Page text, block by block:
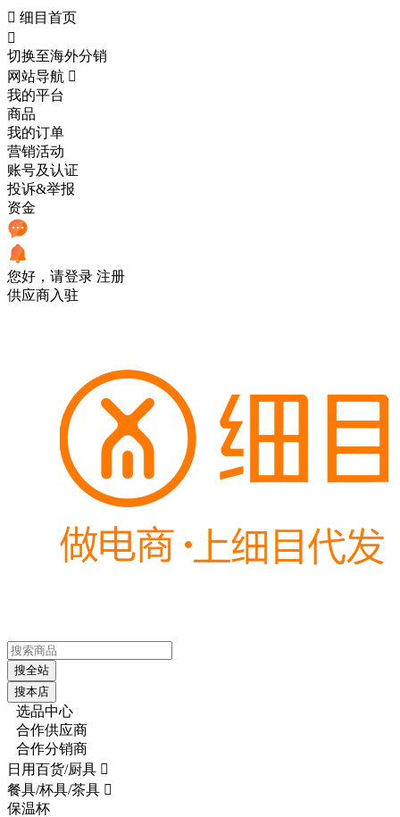
 细目首页

切换至海外分销
网站导航 
我的平台
商品
我的订单
营销活动
账号及认证
投诉&举报
资金
您好，请登录 注册
供应商入驻
搜全站
搜本店
选品中心
合作供应商
合作分销商
日用百货/厨具 
餐具/杯具/茶具 
保温杯